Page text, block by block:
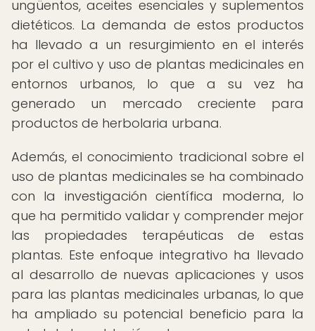
ungüentos, aceites esenciales y suplementos
dietéticos. La demanda de estos productos
ha llevado a un resurgimiento en el interés
por el cultivo y uso de plantas medicinales en
entornos urbanos, lo que a su vez ha
generado un mercado creciente para
productos de herbolaria urbana.
Además, el conocimiento tradicional sobre el
uso de plantas medicinales se ha combinado
con la investigación científica moderna, lo
que ha permitido validar y comprender mejor
las propiedades terapéuticas de estas
plantas. Este enfoque integrativo ha llevado
al desarrollo de nuevas aplicaciones y usos
para las plantas medicinales urbanas, lo que
ha ampliado su potencial beneficio para la